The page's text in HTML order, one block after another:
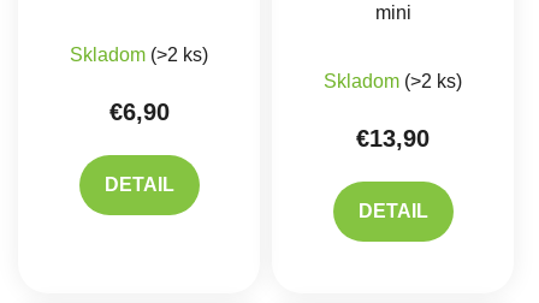
Skladom (>2 ks)
€6,90
DETAIL
mini
Skladom (>2 ks)
€13,90
DETAIL